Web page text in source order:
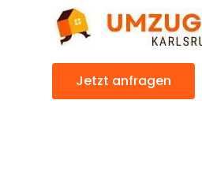
Jetzt anfragen